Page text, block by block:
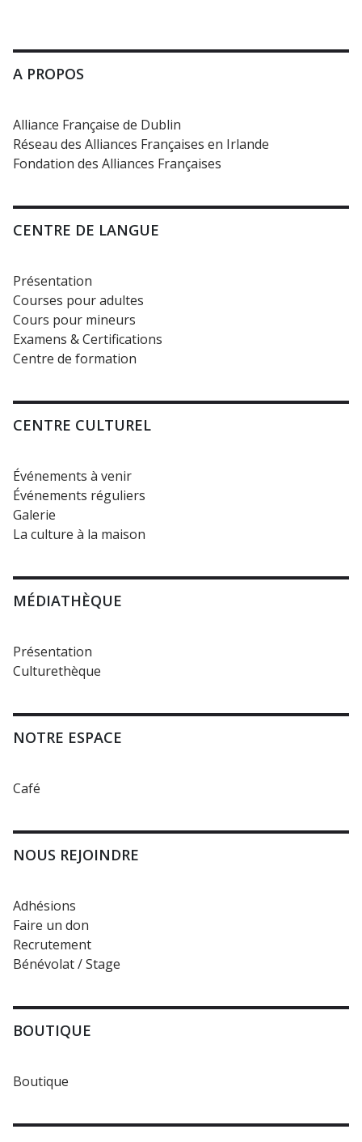
A PROPOS
Alliance Française de Dublin
Réseau des Alliances Françaises en Irlande
Fondation des Alliances Françaises
CENTRE DE LANGUE
Présentation
Courses pour adultes
Cours pour mineurs
Examens & Certifications
Centre de formation
CENTRE CULTUREL
Événements à venir
Événements réguliers
Galerie
La culture à la maison
MÉDIATHÈQUE
Présentation
Culturethèque
NOTRE ESPACE
Café
NOUS REJOINDRE
Adhésions
Faire un don
Recrutement
Bénévolat / Stage
BOUTIQUE
Boutique